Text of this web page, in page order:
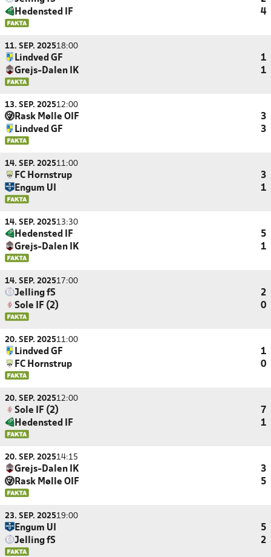
Hedensted IF
4
11. SEP. 202518:00
Lindved GF
1
Grejs-Dalen IK
1
13. SEP. 202512:00
Rask Mølle OIF
3
Lindved GF
3
14. SEP. 202511:00
FC Hornstrup
3
Engum UI
1
14. SEP. 202513:30
Hedensted IF
5
Grejs-Dalen IK
1
14. SEP. 202517:00
Jelling fS
2
Sole IF (2)
0
20. SEP. 202511:00
Lindved GF
1
FC Hornstrup
0
20. SEP. 202512:00
Sole IF (2)
7
Hedensted IF
1
20. SEP. 202514:15
Grejs-Dalen IK
3
Rask Mølle OIF
5
23. SEP. 202519:00
Engum UI
5
Jelling fS
2